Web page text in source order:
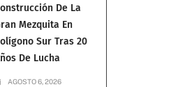
De La
Mezquita En
Sur Tras 20
De Lucha
AGOSTO 6, 2026